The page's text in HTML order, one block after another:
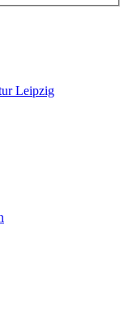
Leipzig